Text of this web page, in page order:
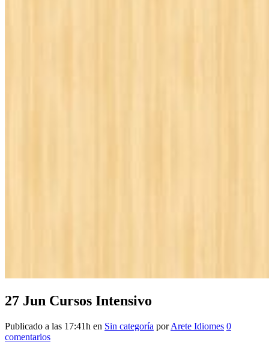
27 Jun Cursos Intensivo
Publicado a las 17:41h en Sin categoría porArete Idiomes 0
comentarios